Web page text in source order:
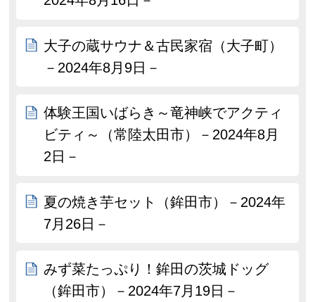
大子の蔵サウナ＆古民家宿（大子町）
－2024年8月9日－
体験王国いばらき～竜神峡でアクティ
ビティ～（常陸太田市）－2024年8月
2日－
夏の焼き芋セット（鉾田市）－2024年
7月26日－
みず菜たっぷり！鉾田の茨城ドッグ
（鉾田市）－2024年7月19日－